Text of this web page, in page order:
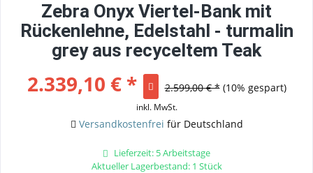
Zebra Onyx Viertel-Bank mit
Rückenlehne, Edelstahl - turmalin
grey aus recyceltem Teak
2.339,10 € * 2.599,00 € * (10% gespart)
inkl. MwSt.
Versandkostenfrei für Deutschland
Lieferzeit: 5 Arbeitstage
Aktueller Lagerbestand: 1 Stück